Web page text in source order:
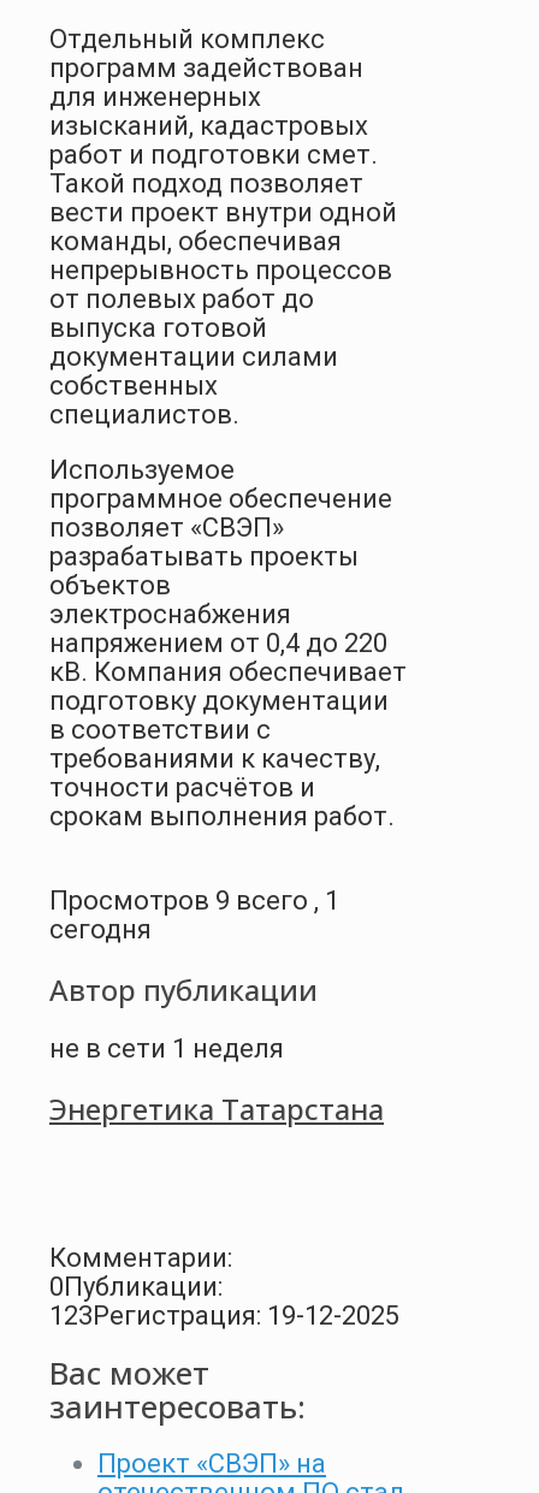
Отдельный комплекс
программ задействован
для инженерных
изысканий, кадастровых
работ и подготовки смет.
Такой подход позволяет
вести проект внутри одной
команды, обеспечивая
непрерывность процессов
от полевых работ до
выпуска готовой
документации силами
собственных
специалистов.
Используемое
программное обеспечение
позволяет «СВЭП»
разрабатывать проекты
объектов
электроснабжения
напряжением от 0,4 до 220
кВ. Компания обеспечивает
подготовку документации
в соответствии с
требованиями к качеству,
точности расчётов и
срокам выполнения работ.
Просмотров 9 всего , 1
сегодня
Автор публикации
не в сети 1 неделя
Энергетика Татарстана
Комментарии:
0Публикации:
123Регистрация: 19-12-2025
Вас может
заинтересовать:
Проект «СВЭП» на